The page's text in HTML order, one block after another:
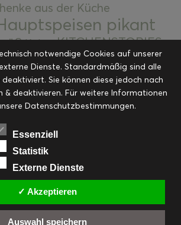
aus der Küche
pikant
KekseKITCHENSTORIES
& Desserts Kuchen und
Mitbringsel &
Ohne Kategorie Ostern Resteküche
SliderStartseite
& Vorspeisen
Salate & Suppen
Workshops & Events
notwendige Cookies auf unserer
Dienste. Standardmäßig sind alle
Sie können diese jedoch nach
& deaktivieren. Für weitere Informationen
Datenschutzbestimmungen.
Essenziell
Statistik
Externe Dienste
✓ Akzeptieren
Auswahl speichern